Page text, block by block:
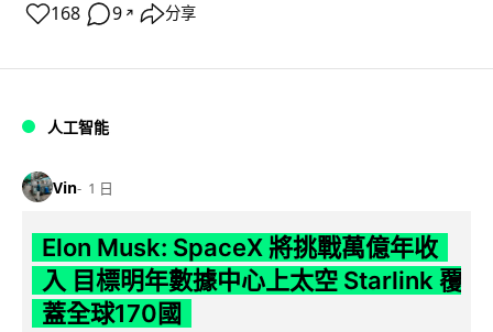
168 9 ↗ 分享
人工智能
Vin 1 日
Elon Musk: SpaceX 將挑戰萬億年收
入 目標明年數據中心上太空 Starlink 覆
蓋全球170國